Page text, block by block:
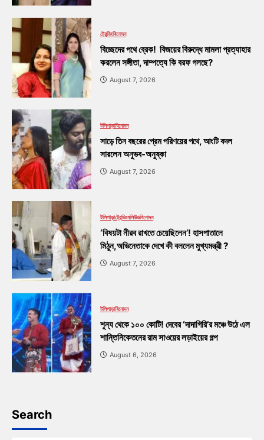
ট্রেন্ডিংবিনোদন
বিচ্ছেদের পথে ব্রেক! বিজয়ের বিরুদ্ধে মামলা প্রত্যাহার
করলেন সঙ্গীতা, দাম্পত্যে কি বরফ গলছে?
August 7, 2026
টলিপাড়াবিনোদন
সাড়ে তিন বছরের প্রেম পরিণয়ের পথে, আংটি বদল
সারলেন অনুভব-অনুষ্কা
August 7, 2026
টলিপাড়াট্রেন্ডিংবলিউডবিনোদন
‘বিষয়টা নীরব রাখতে চেয়েছিলেন’! হাসপাতালে
মিঠুন,অভিনেতাকে দেখে কী বললেন মুখ্যমন্ত্রী ?
August 7, 2026
টলিপাড়াবিনোদন
শূন্য থেকে ১০০ কোটি! দেবের ‘দাদাগিরি’র মঞ্চে উঠে এল
শান্তিনিকেতনের রাম সাওয়ের লড়াইয়ের গল্প
August 6, 2026
Search